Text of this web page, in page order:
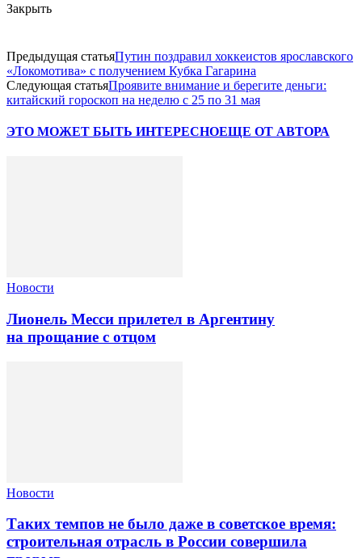
Закрыть
Предыдущая статьяПутин поздравил хоккеистов ярославского
«Локомотива» с получением Кубка Гагарина
Следующая статьяПроявите внимание и берегите деньги:
китайский гороскоп на неделю с 25 по 31 мая
ЭТО МОЖЕТ БЫТЬ ИНТЕРЕСНОЕЩЕ ОТ АВТОРА
Новости
Лионель Месси прилетел в Аргентину
на прощание с отцом
Новости
Таких темпов не было даже в советское время:
строительная отрасль в России совершила